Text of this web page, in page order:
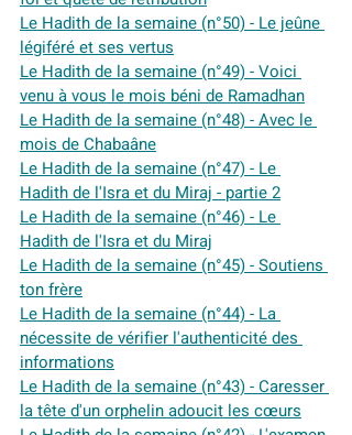
Le Hadith de la semaine (n°50) - Le jeûne
légiféré et ses vertus
Le Hadith de la semaine (n°49) - Voici
venu à vous le mois béni de Ramadhan
Le Hadith de la semaine (n°48) - Avec le
mois de Chabaâne
Le Hadith de la semaine (n°47) - Le
Hadith de l'Isra et du Miraj - partie 2
Le Hadith de la semaine (n°46) - Le
Hadith de l'Isra et du Miraj
Le Hadith de la semaine (n°45) - Soutiens
ton frère
Le Hadith de la semaine (n°44) - La
nécessite de vérifier l'authenticité des
informations
Le Hadith de la semaine (n°43) - Caresser
la tête d'un orphelin adoucit les cœurs